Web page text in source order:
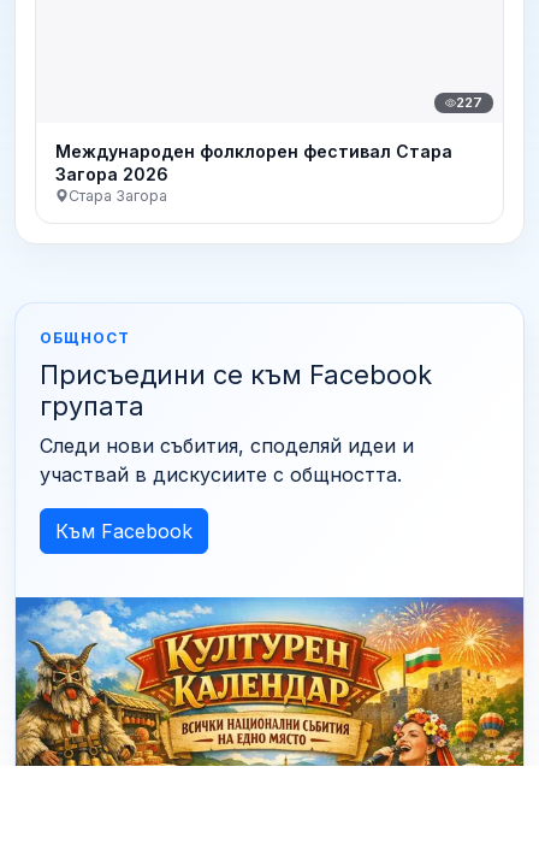
227
Международен фолклорен фестивал Стара
Загора 2026
Стара Загора
ОБЩНОСТ
Присъедини се към Facebook
групата
Следи нови събития, споделяй идеи и
участвай в дискусиите с общността.
Към Facebook